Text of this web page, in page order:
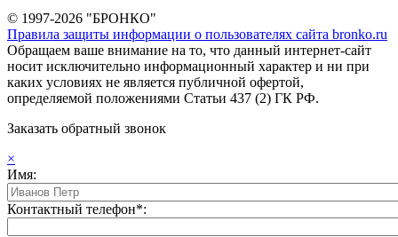
© 1997-2026 "БРОНКО"
Правила защиты информации о пользователях сайта bronko.ru
Обращаем ваше внимание на то, что данный интернет-сайт
носит исключительно информационный характер и ни при
каких условиях не является публичной офертой,
определяемой положениями Статьи 437 (2) ГК РФ.
Заказать обратный звонок
×
Имя:
Контактный телефон*: